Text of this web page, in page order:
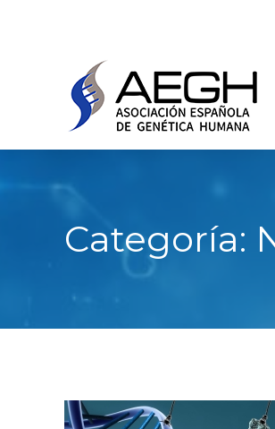
Categoría: